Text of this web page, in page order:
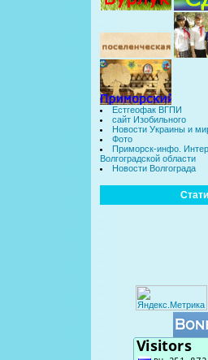
Естгеофак ВГПИ
сайт Изобильного
Новости Украины и
Фото
Приморск-инфо.
Волгоградской области
Новости Волгограда